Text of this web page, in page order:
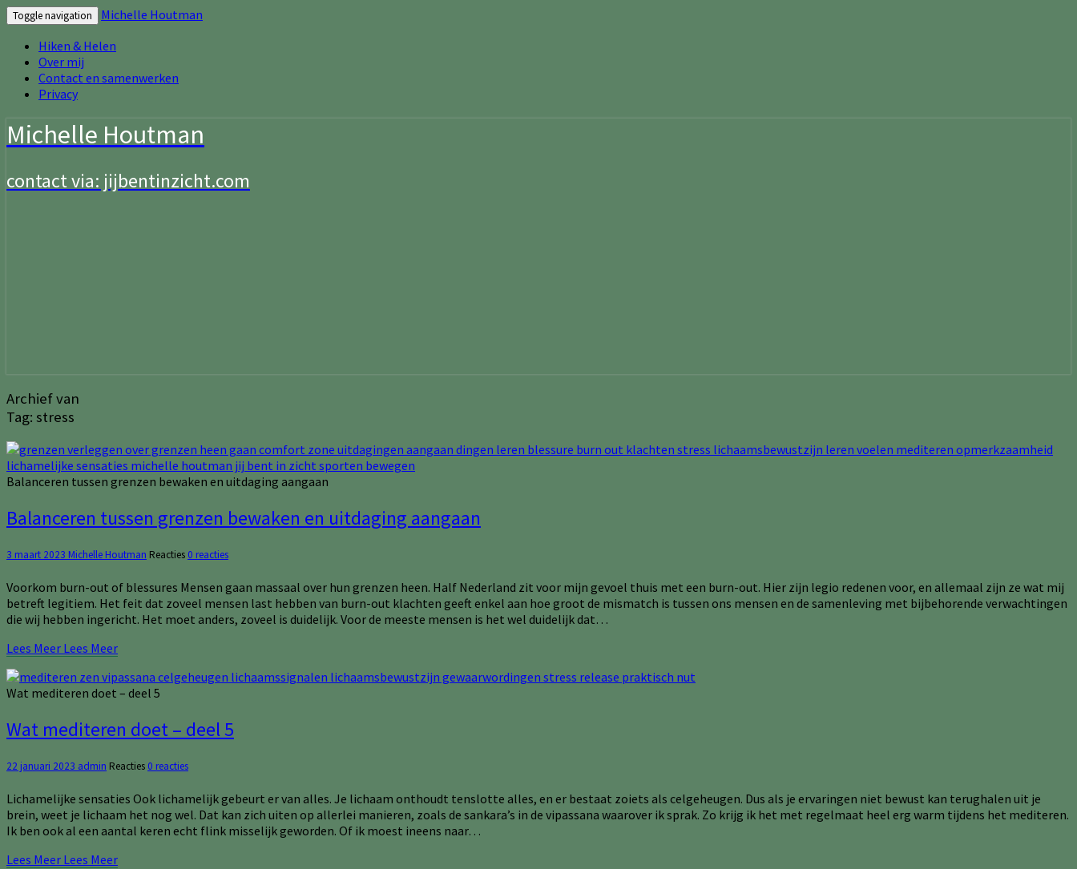
Toggle navigation
Michelle Houtman
Hiken & Helen
Over mij
Contact en samenwerken
Privacy
Michelle Houtman
contact via: jijbentinzicht.com
Archief van
Tag: stress
Balanceren tussen grenzen bewaken en uitdaging aangaan
Balanceren tussen grenzen bewaken en uitdaging aangaan
3 maart 2023 Michelle Houtman Reacties 0 reacties
Voorkom burn-out of blessures Mensen gaan massaal over hun grenzen heen. Half Nederland zit voor mijn gevoel thuis met een burn-out. Hier zijn legio redenen voor, en allemaal zijn ze wat mij
betreft legitiem. Het feit dat zoveel mensen last hebben van burn-out klachten geeft enkel aan hoe groot de mismatch is tussen ons mensen en de samenleving met bijbehorende verwachtingen
die wij hebben ingericht. Het moet anders, zoveel is duidelijk. Voor de meeste mensen is het wel duidelijk dat…
Lees Meer Lees Meer
Wat mediteren doet – deel 5
Wat mediteren doet – deel 5
22 januari 2023 admin Reacties 0 reacties
Lichamelijke sensaties Ook lichamelijk gebeurt er van alles. Je lichaam onthoudt tenslotte alles, en er bestaat zoiets als celgeheugen. Dus als je ervaringen niet bewust kan terughalen uit je
brein, weet je lichaam het nog wel. Dat kan zich uiten op allerlei manieren, zoals de sankara’s in de vipassana waarover ik sprak. Zo krijg ik het met regelmaat heel erg warm tijdens het mediteren.
Ik ben ook al een aantal keren echt flink misselijk geworden. Of ik moest ineens naar…
Lees Meer Lees Meer